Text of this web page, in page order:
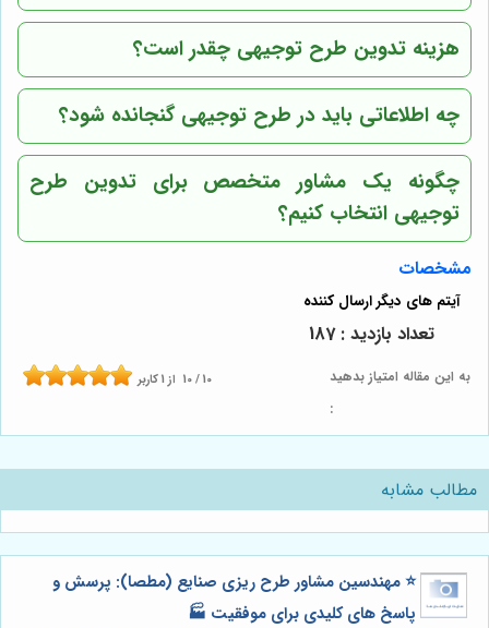
هزینه تدوین طرح توجیهی چقدر است؟
چه اطلاعاتی باید در طرح توجیهی گنجانده شود؟
چگونه یک مشاور متخصص برای تدوین طرح
توجیهی انتخاب کنیم؟
مشخصات
به این مقاله امتیاز بدهید
:
10/10 از 1کاربر
تعداد بازدید : 187
مطالب مشابه
⭐️ مهندسین مشاور طرح ریزی صنایع (مطصا): پرسش و
پاسخ های کلیدی برای موفقیت 🏭